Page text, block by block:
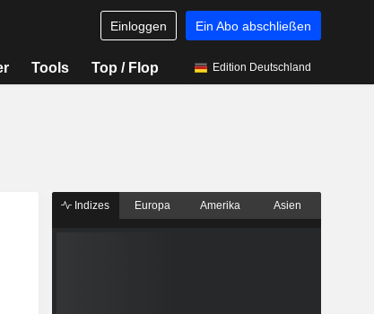
Einloggen Ein Abo abschließen
Tools Top / Flop Edition Deutschland
Indizes Europa Amerika Asien